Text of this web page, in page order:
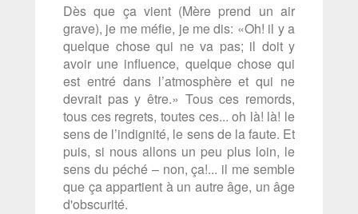
Dès que ça vient (Mère prend un air
grave), je me méfie, je me dis: «Oh! il y a
quelque chose qui ne va pas; il doit y
avoir une influence, quelque chose qui
est entré dans l’atmosphère et qui ne
devrait pas y être.» Tous ces remords,
tous ces regrets, toutes ces... oh là! là! le
sens de l’indignité, le sens de la faute. Et
puis, si nous allons un peu plus loin, le
sens du péché – non, ça!... il me semble
que ça appartient à un autre âge, un âge
d'obscurité.